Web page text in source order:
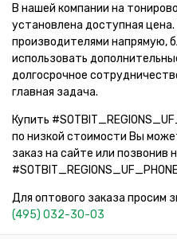
В нашей компании на
установлена доступная
производителями напрямую,
использовать
долгосрочное
главная задача.
Купить
по низкой стоимости Вы
заказ на сайте или позвонив
Для оптового заказа просим
(495) 032-30-03